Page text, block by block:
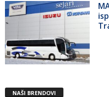
NAŠI BRENDOVI